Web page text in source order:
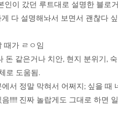
인이 갔던 루트대로 설명한 블로
다 설명해놔서 보면서 괜찮다
때가 ㄹㅇ임
돈 같은거나 치안, 현지 분위기,
로 도움됨.
서 정말 막혀서 어쩌지; 싶을
!!!!! 진짜 놀랍게도 그대로 하면